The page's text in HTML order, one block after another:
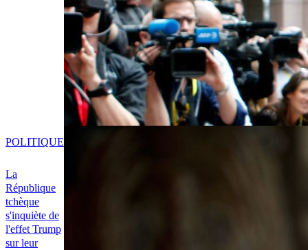
La
République
tchèque
s'inquiète de
l'effet Trump
sur leur
POLITIQUE